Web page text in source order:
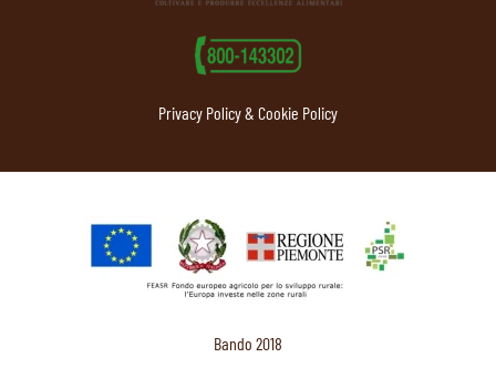
Privacy Policy & Cookie Policy
Bando 2018